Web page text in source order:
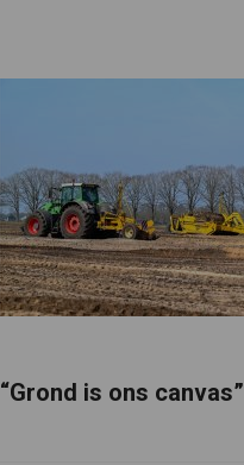
“Grond is ons canvas”